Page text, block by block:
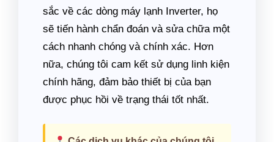
sắc về các dòng máy lạnh Inverter, họ
sẽ tiến hành chẩn đoán và sửa chữa một
cách nhanh chóng và chính xác. Hơn
nữa, chúng tôi cam kết sử dụng linh kiện
chính hãng, đảm bảo thiết bị của bạn
được phục hồi về trạng thái tốt nhất.